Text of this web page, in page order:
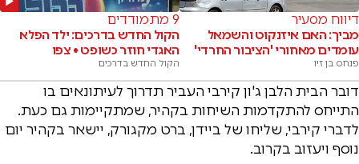
דיווח מסעיר
מביך: האם איזנקוט והשמאל
עומדים מאחורי 'הציבור החרדי'
פנחס בן זיו
9 מתמודדים
הקול החדש בדרכים: ילד הפלא
האגדי חוזר כשופט • צפו
הקול החדש בדרכים
דובר הבית הלבן ג'ון קירבי העביר תדרוך לעיתונאים בו
התייחס להתקדמות השיחות בקהיר, שמתקיימות גם כעת.
לדברי קירבי, שליחו של ביידן, ברט מקגורק, יישאר בקהיר יום
נוסף ויעזוב בקרוב.